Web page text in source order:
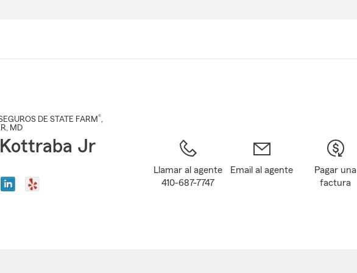
DE STATE FARM®,
, MD
Kottraba Jr
Llamar al agente
410-687-7747
Email al agente
Pagar una
factura